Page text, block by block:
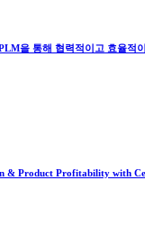
을 통해 협력적이고 효율적
& Product Profitability with